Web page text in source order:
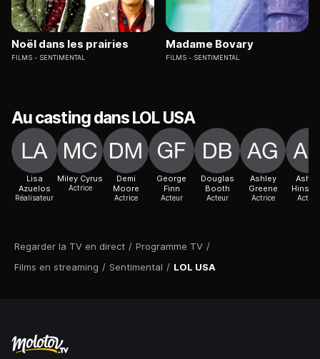
Regarder la TV en direct / Programme TV /
Films en streaming / Sentimental / LOL USA
Noël dans les prairies
FILMS SENTIMENTAL
Madame Bovary
FILMS SENTIMENTAL
Au casting dans LOL USA
Lisa
Azuelos
Réalisateur
Miley Cyrus
Actrice
Demi
Moore
Actrice
George
Finn
Acteur
Douglas
Booth
Acteur
Ashley
Greene
Actrice Actrice